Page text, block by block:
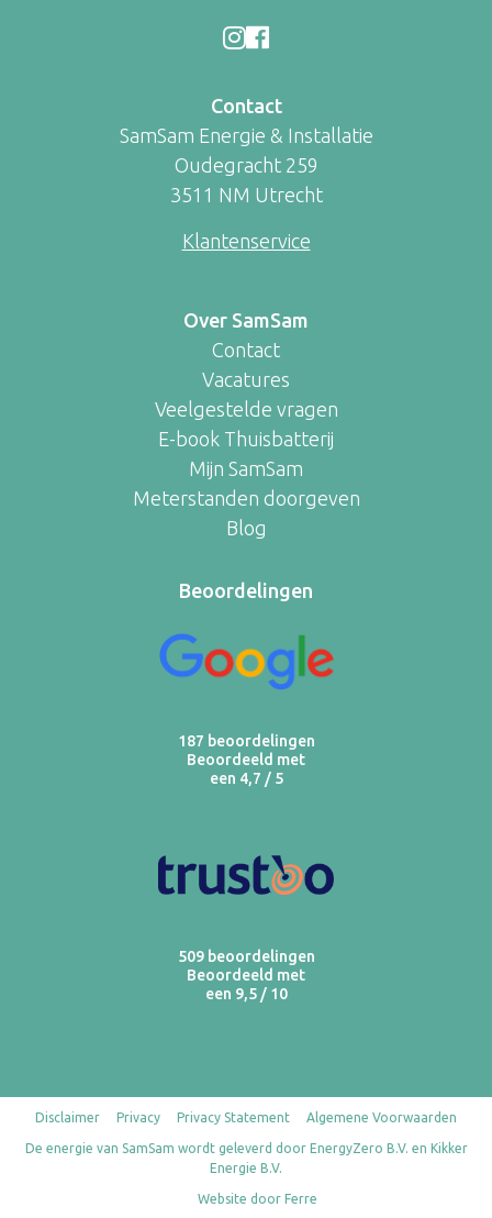
Contact
SamSam Energie & Installatie
Oudegracht 259
3511 NM Utrecht
Klantenservice
Over SamSam
Contact
Vacatures
Veelgestelde vragen
E-book Thuisbatterij
Mijn SamSam
Meterstanden doorgeven
Blog
Beoordelingen
187 beoordelingen
Beoordeeld met
een 4,7 / 5
509 beoordelingen
Beoordeeld met
een 9,5 / 10
Disclaimer Privacy Privacy Statement Algemene Voorwaarden
De energie van SamSam wordt geleverd door EnergyZero B.V. en Kikker
Energie B.V.
Website door Ferre